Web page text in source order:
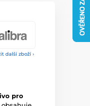
další zboží ›
pro